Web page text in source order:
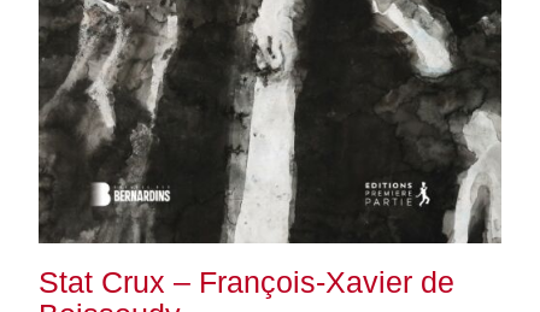
Stat Crux – François-Xavier de